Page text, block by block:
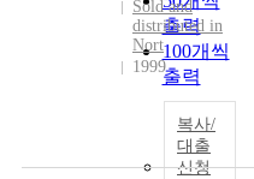
출력
100개씩
출력
Sold and
distributed in
Nort
1999
복사/
대출
신청